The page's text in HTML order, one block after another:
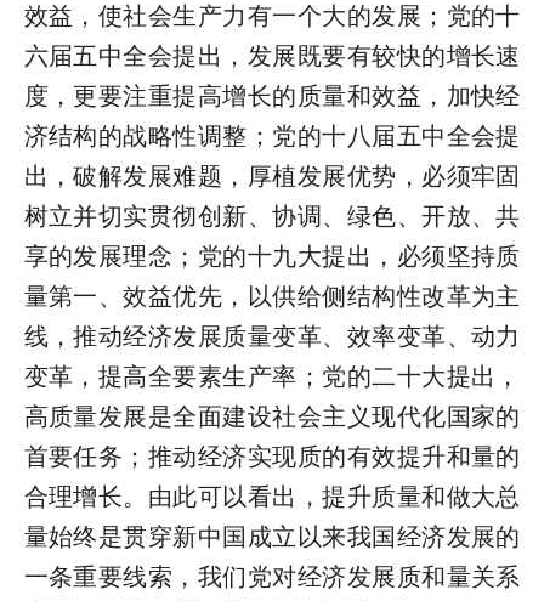
效益，使社会生产力有一个大的发展；党的十
六届五中全会提出，发展既要有较快的增长速
度，更要注重提高增长的质量和效益，加快经
济结构的战略性调整；党的十八届五中全会提
出，破解发展难题，厚植发展优势，必须牢固
树立并切实贯彻创新、协调、绿色、开放、共
享的发展理念；党的十九大提出，必须坚持质
量第一、效益优先，以供给侧结构性改革为主
线，推动经济发展质量变革、效率变革、动力
变革，提高全要素生产率；党的二十大提出，
高质量发展是全面建设社会主义现代化国家的
首要任务；推动经济实现质的有效提升和量的
合理增长。由此可以看出，提升质量和做大总
量始终是贯穿新中国成立以来我国经济发展的
一条重要线索，我们党对经济发展质和量关系